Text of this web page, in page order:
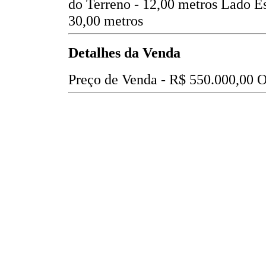
do Terreno - 12,00 metros Lado
30,00 metros
Detalhes da Venda
Preço de Venda - R$ 550.000,00